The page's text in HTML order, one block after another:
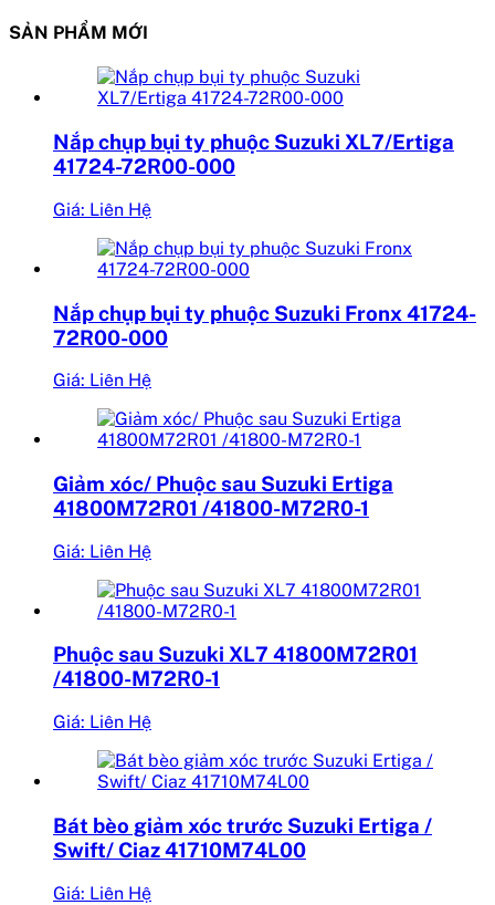
SẢN PHẨM MỚI
Nắp chụp bụi ty phuộc Suzuki XL7/Ertiga
41724-72R00-000
Giá: Liên Hệ
Nắp chụp bụi ty phuộc Suzuki Fronx 41724-
72R00-000
Giá: Liên Hệ
Giảm xóc/ Phuộc sau Suzuki Ertiga
41800M72R01 /41800-M72R0-1
Giá: Liên Hệ
Phuộc sau Suzuki XL7 41800M72R01
/41800-M72R0-1
Giá: Liên Hệ
Bát bèo giảm xóc trước Suzuki Ertiga /
Swift/ Ciaz 41710M74L00
Giá: Liên Hệ